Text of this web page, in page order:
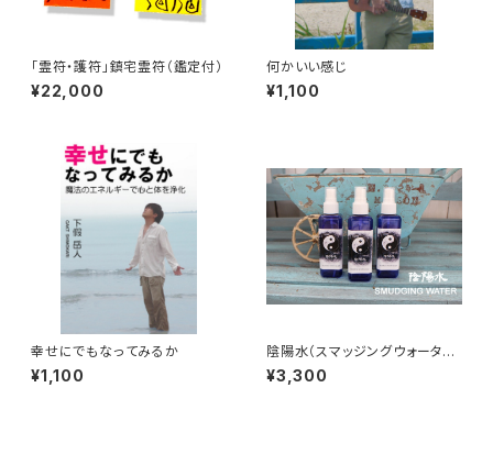
「霊符・護符」鎮宅霊符（鑑定付）
¥22,000
何かいい感じ
¥1,100
幸せにでもなってみるか
¥1,100
陰陽水（スマッジングウォータ
ー）
¥3,300